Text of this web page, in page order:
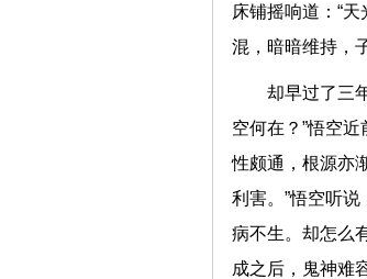
床铺摇响道：“
混，暗暗维持
却早过了三
空何在？”悟空近
性颇通，根源亦
利害。”悟空听
病不生。却怎么
成之后，鬼神难